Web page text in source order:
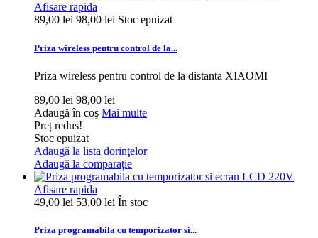
Afisare rapida
89,00 lei 98,00 lei Stoc epuizat
Priza wireless pentru control de la...
Priza wireless pentru control de la distanta XIAOMI
89,00 lei 98,00 lei
Adaugă în coş Mai multe
Preț redus!
Stoc epuizat
Adaugă la lista dorinţelor
Adaugă la comparație
Afisare rapida
49,00 lei 53,00 lei În stoc
Priza programabila cu temporizator si...